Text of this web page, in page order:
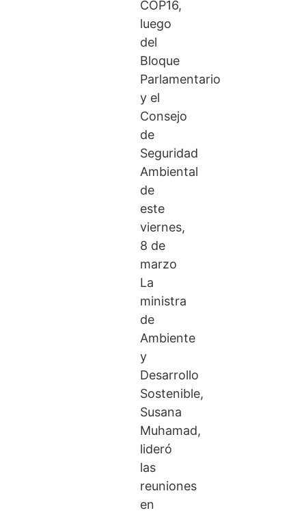
COP16,
luego
del
Bloque
Parlamentario
y el
Consejo
de
Seguridad
Ambiental
de
este
viernes,
8 de
marzo
La
ministra
de
Ambiente
y
Desarrollo
Sostenible,
Susana
Muhamad,
lideró
las
reuniones
en